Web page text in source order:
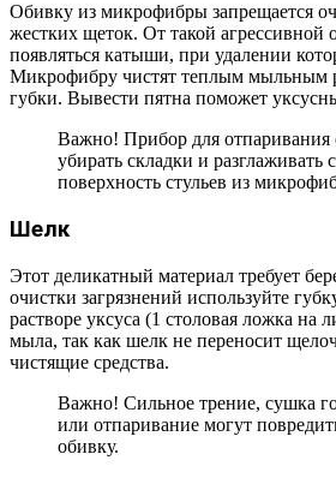
Обивку из микрофибры запрещается
жестких щеток. От такой агрессивной
появляться катыши, при удалении
Микрофибру чистят теплым мыльным
губки. Вывести пятна поможет
Важно! Прибор для отпаривания
убирать складки и
поверхность стульев из
Шелк
Этот деликатный материал требует
очистки загрязнений используйте
растворе уксуса (1 столовая ложка на
мыла, так как шелк не переносит
чистящие средства.
Важно! Сильное трение, сушка
или отпаривание могут
обивку.